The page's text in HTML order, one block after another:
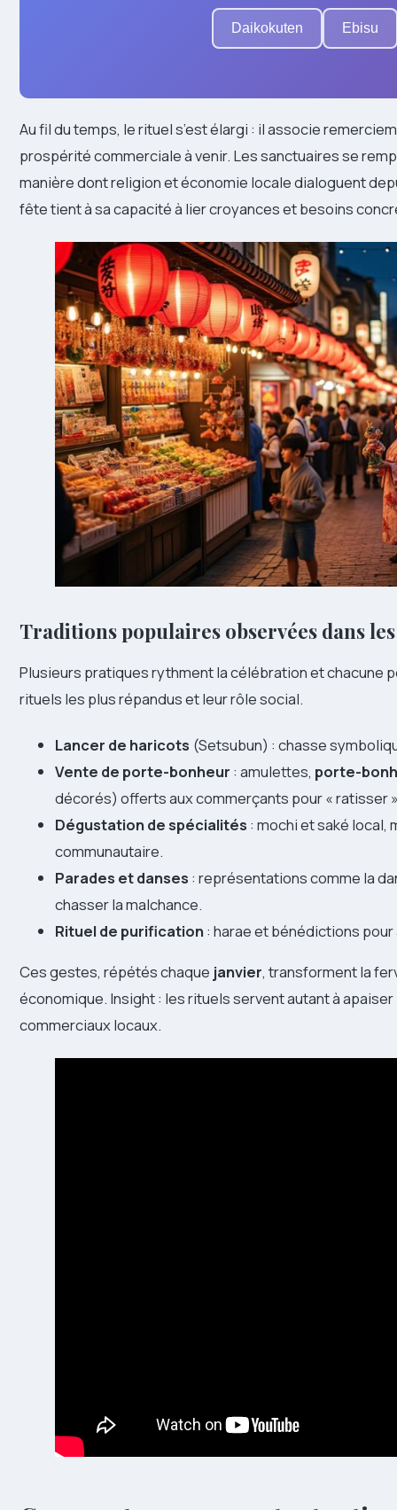
Daikokuten Ebisu
Au fil du temps, le rituel s’est élargi : il associe
prospérité commerciale à venir. Les sanctuaires se
manière dont religion et économie locale dialoguent
fête tient à sa capacité à lier croyances et besoins
Traditions populaires observées dans
Plusieurs pratiques rythment la célébration et chacune
rituels les plus répandus et leur rôle social.
Lancer de haricots (Setsubun) : chasse
Vente de porte-bonheur : amulettes, porte-
décorés) offerts aux commerçants pour « ratisser
Dégustation de spécialités : mochi et saké local,
communautaire.
Parades et danses : représentations comme la
chasser la malchance.
Rituel de purification : harae et bénédictions
Ces gestes, répétés chaque janvier, transforment la
économique. Insight : les rituels servent autant à
commerciaux locaux.